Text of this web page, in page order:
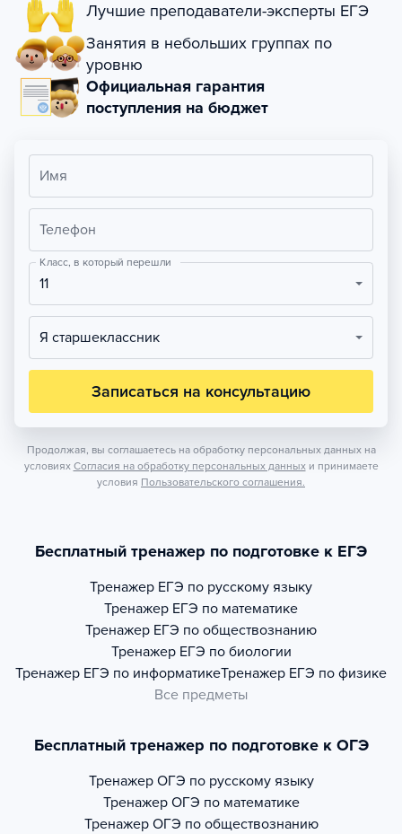
Лучшие преподаватели-эксперты ЕГЭ
Занятия в небольших группах по
уровню
Официальная гарантия
поступления на бюджет
Имя
Телефон
Класс, в который перешли
11
Я старшеклассник
Записаться на консультацию
Продолжая, вы соглашаетесь на обработку персональных данных на
условиях Согласия на обработку персональных данных и принимаете
условия Пользовательского соглашения.
Бесплатный тренажер по подготовке к ЕГЭ
Тренажер ЕГЭ по русскому языку
Тренажер ЕГЭ по математике
Тренажер ЕГЭ по обществознанию
Тренажер ЕГЭ по биологии
Тренажер ЕГЭ по информатикеТренажер ЕГЭ по физике
Все предметы
Бесплатный тренажер по подготовке к ОГЭ
Тренажер ОГЭ по русскому языку
Тренажер ОГЭ по математике
Тренажер ОГЭ по обществознанию